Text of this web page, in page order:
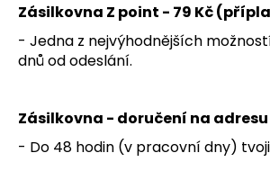
Zásilkovna Z point - 79 Kč
- Jedna z nejvýhodnějších
dnů od odeslání.
Zásilkovna - doručení na
- Do 48 hodin (v pracovní dny)